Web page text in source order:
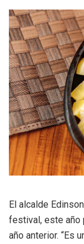
El alcalde
festival, este año
año anterior. “Es